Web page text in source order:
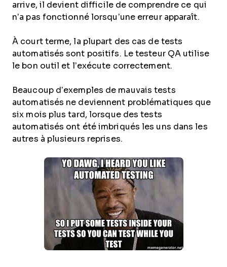
arrive, il devient difficile de comprendre ce qui
n’a pas fonctionné lorsqu’une erreur apparaît.
À court terme, la plupart des cas de tests
automatisés sont positifs. Le testeur QA utilise
le bon outil et l’exécute correctement.
Beaucoup d’exemples de mauvais tests
automatisés ne deviennent problématiques que
six mois plus tard, lorsque des tests
automatisés ont été imbriqués les uns dans les
autres à plusieurs reprises.